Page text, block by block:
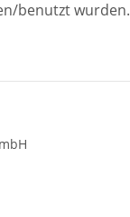
benutzt wurden.